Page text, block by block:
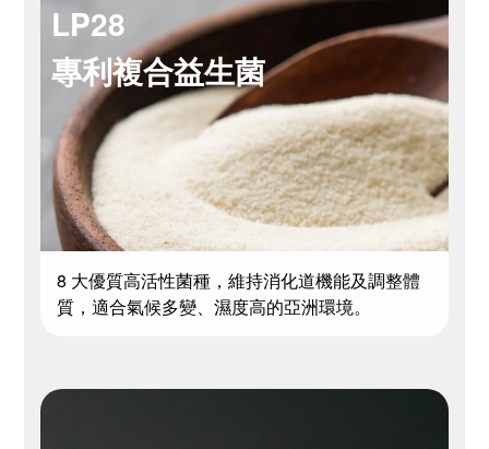
LP28
專利複合益生菌
8 大優質高活性菌種，維持消化道機能及調整體
質，適合氣候多變、濕度高的亞洲環境。